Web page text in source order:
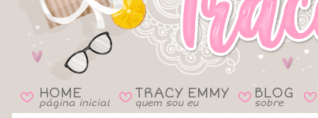
B HOME
página inicial B TRACY EMMY
quem sou eu B BLOG
sobre B